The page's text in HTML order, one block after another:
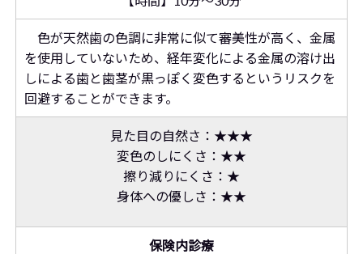
色が天然歯の色調に非常に似て審美性が高く、金属
を使用していないため、経年変化による金属の溶け出
しによる歯と歯茎が黒っぽく変色するというリスクを
回避することができます。
見た目の自然さ：★★★
変色のしにくさ：★★
擦り減りにくさ：★
身体への優しさ：★★
保険内診療